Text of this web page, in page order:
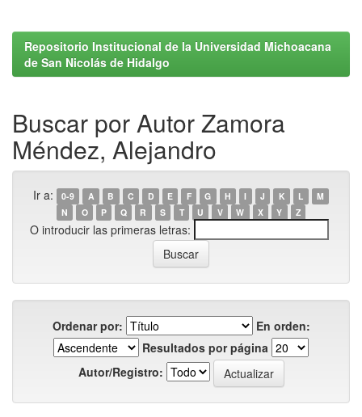
Repositorio Institucional de la Universidad Michoacana
de San Nicolás de Hidalgo
Buscar por Autor Zamora
Méndez, Alejandro
Ir a: 0-9 A B C D E F G H I J K L
M
N
O P Q R S T U V W X Y Z
O introducir las primeras letras:
Ordenar por:
En orden:
Resultados por página
Autor/Registro: